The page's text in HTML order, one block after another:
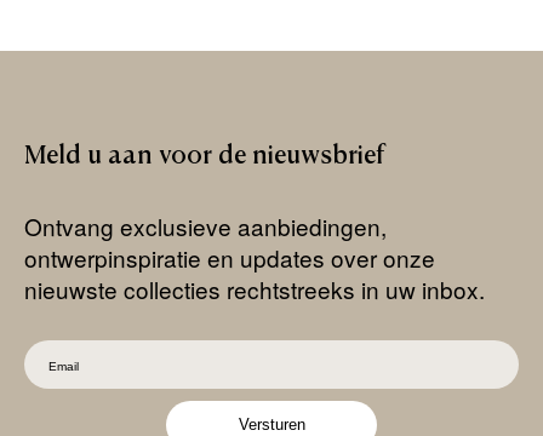
Meld u aan voor de nieuwsbrief
Ontvang exclusieve aanbiedingen,
ontwerpinspiratie en updates over onze
nieuwste collecties rechtstreeks in uw inbox.
Versturen